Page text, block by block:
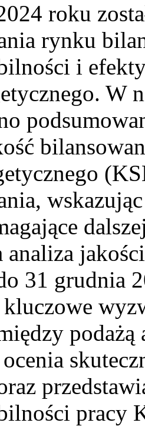
roku
rynku
i
W
analiza
31 grudnia
podażą
pracy